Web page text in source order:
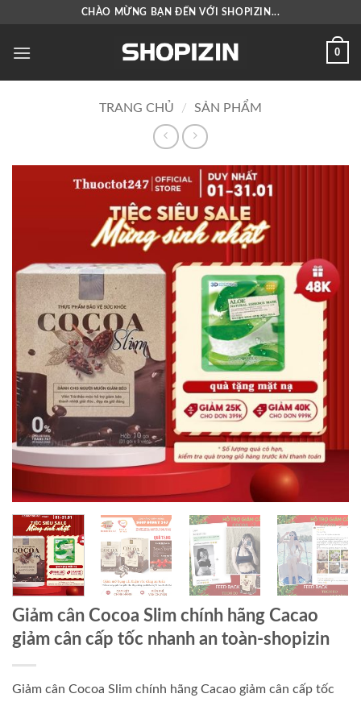
nội
CHÀO MỪNG BẠN ĐẾN VỚI SHOPIZIN...
0
TRANG CHỦ / SẢN PHẨM
Giảm cân Cocoa Slim chính hãng Cacao
giảm cân cấp tốc nhanh an toàn-shopizin
Giảm cân Cocoa Slim chính hãng Cacao giảm cân cấp tốc